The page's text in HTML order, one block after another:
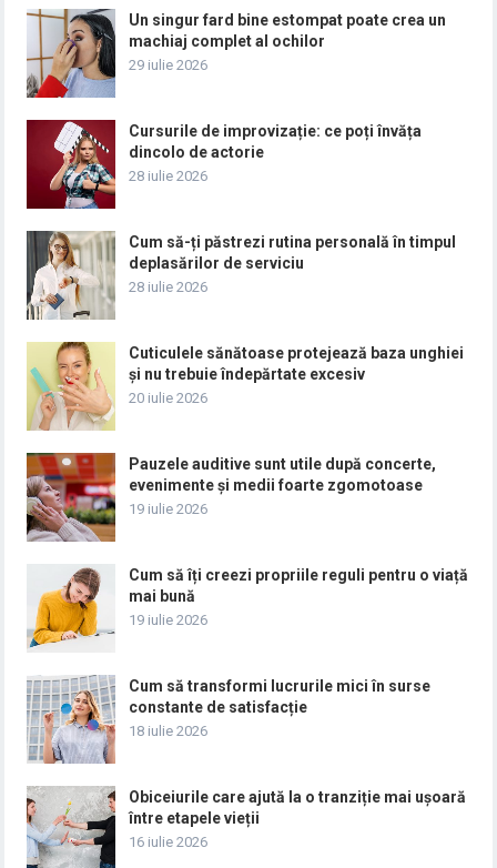
Un singur fard bine estompat poate crea un
machiaj complet al ochilor
29 iulie 2026
Cursurile de improvizație: ce poți învăța
dincolo de actorie
28 iulie 2026
Cum să-ți păstrezi rutina personală în timpul
deplasărilor de serviciu
28 iulie 2026
Cuticulele sănătoase protejează baza unghiei
și nu trebuie îndepărtate excesiv
20 iulie 2026
Pauzele auditive sunt utile după concerte,
evenimente și medii foarte zgomotoase
19 iulie 2026
Cum să îți creezi propriile reguli pentru o viață
mai bună
19 iulie 2026
Cum să transformi lucrurile mici în surse
constante de satisfacție
18 iulie 2026
Obiceiurile care ajută la o tranziție mai ușoară
între etapele vieții
16 iulie 2026